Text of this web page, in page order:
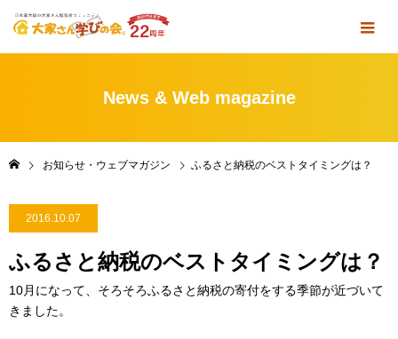
News & Web magazine
お知らせ・ウェブマガジン ふるさと納税のベストタイミングは？
2016.10.07
ふるさと納税のベストタイミングは？
10月になって、そろそろふるさと納税の寄付をする季節が近づいて
きました。